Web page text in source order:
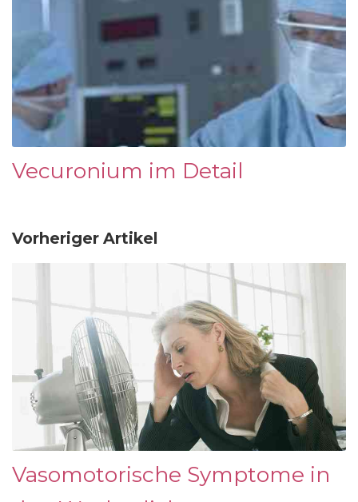
Vecuronium im Detail
Vorheriger Artikel
Vasomotorische Symptome in